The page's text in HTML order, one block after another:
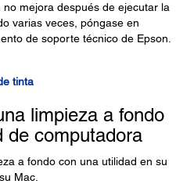
mejora después de ejecutar la
varias veces, póngase en
de soporte técnico de Epson.
tinta
limpieza a fondo
de computadora
a fondo con una utilidad en su
Mac.